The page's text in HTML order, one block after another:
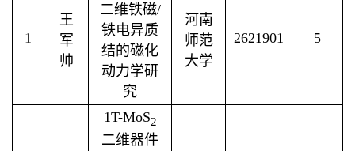
1
王
军
帅
二维铁磁/
铁电异质
结的磁化
动力学研
究
河南
师范
大学
2621901 5
1T-MoS2
二维器件